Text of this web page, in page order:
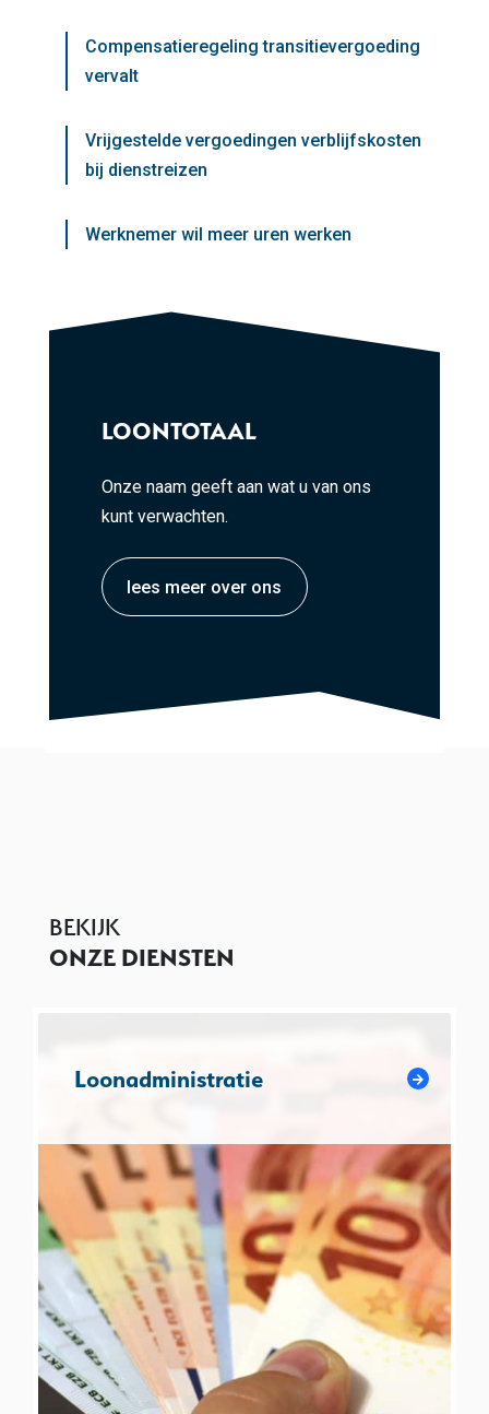
Compensatieregeling transitievergoeding
vervalt
Vrijgestelde vergoedingen verblijfskosten
bij dienstreizen
Werknemer wil meer uren werken
LOONTOTAAL
Onze naam geeft aan wat u van ons
kunt verwachten.
lees meer over ons
BEKIJK
ONZE DIENSTEN
Loonadministratie